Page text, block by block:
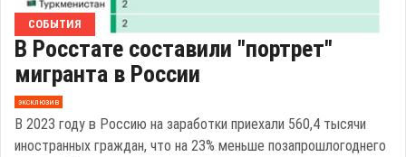
СОБЫТИЯ
В Росстате составили "портрет"
мигранта в России
эксклюзив
В 2023 году в Россию на заработки приехали 560,4 тысячи
иностранных граждан, что на 23% меньше позапрошлогоднего